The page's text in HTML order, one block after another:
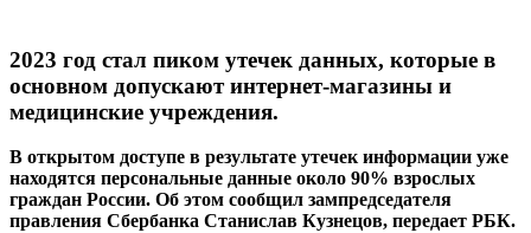
2023 год стал пиком утечек данных, которые в
основном допускают интернет-магазины и
медицинские учреждения.
В открытом доступе в результате утечек информации уже
находятся персональные данные около 90% взрослых
граждан России. Об этом сообщил зампредседателя
правления Сбербанка Станислав Кузнецов, передает РБК.